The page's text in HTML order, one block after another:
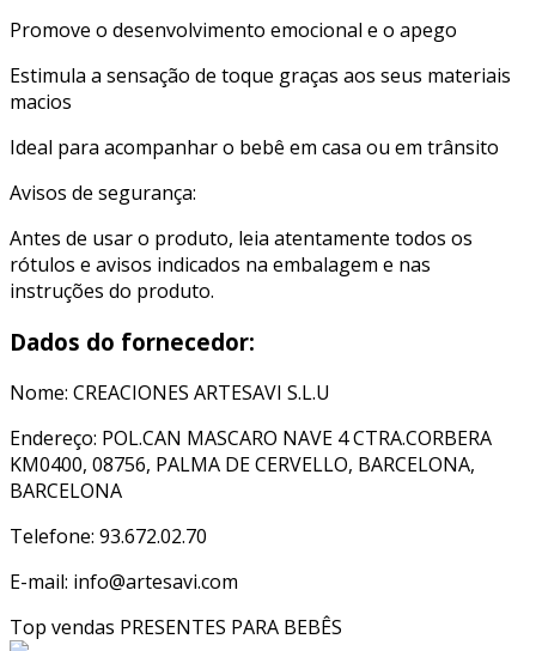
Promove o desenvolvimento emocional e o apego
Estimula a sensação de toque graças aos seus materiais
macios
Ideal para acompanhar o bebê em casa ou em trânsito
Avisos de segurança:
Antes de usar o produto, leia atentamente todos os
rótulos e avisos indicados na embalagem e nas
instruções do produto.
Dados do fornecedor:
Nome: CREACIONES ARTESAVI S.L.U
Endereço: POL.CAN MASCARO NAVE 4 CTRA.CORBERA
KM0400, 08756, PALMA DE CERVELLO, BARCELONA,
BARCELONA
Telefone: 93.672.02.70
E-mail: info@artesavi.com
Top vendas PRESENTES PARA BEBÊS